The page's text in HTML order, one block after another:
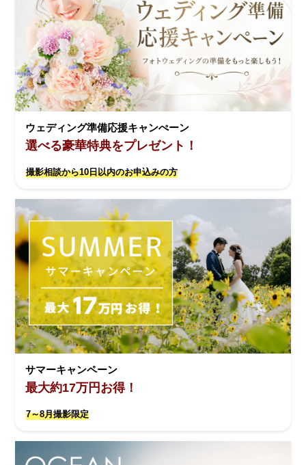
ウェディング準備応援キャンぺーン
選べる豪華特典をプレゼント！
撮影相談から10日以内のお申込みの方
サマーキャンペーン
最大約17万円お得！
7～8月撮影限定